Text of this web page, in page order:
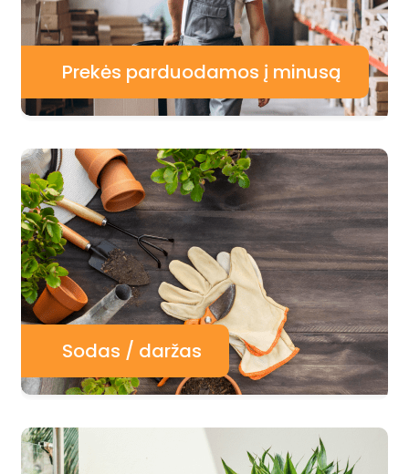
Prekės parduodamos į minusą
Sodas / daržas